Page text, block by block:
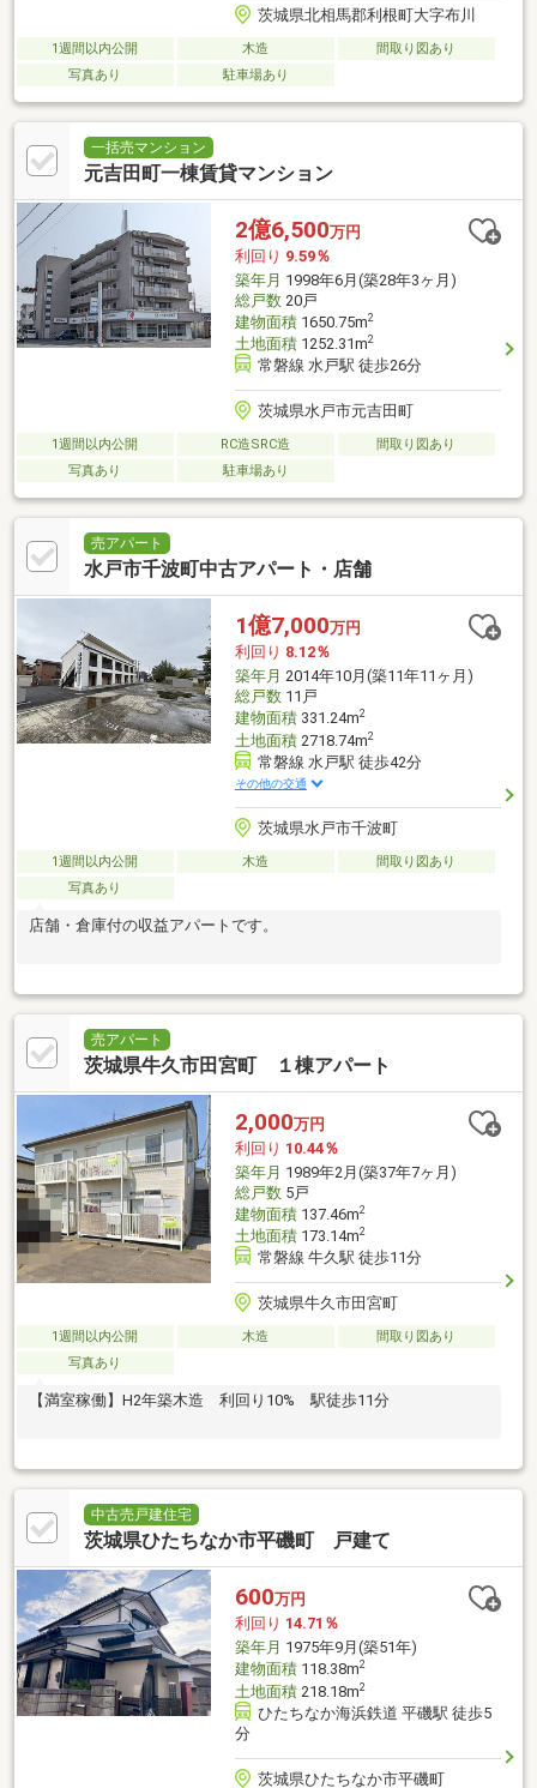
茨城県北相馬郡利根町大字布川
1週間以内公開 木造
間取り図あり
写真あり
駐車場あり
一括売マンション
元吉田町一棟賃貸マンション
2億6,500万円
利回り 9.59％
築年月 1998年6月(築28年3ヶ月)
総戸数20戸
建物面積1650.75m2
土地面積1252.31m2
常磐線 水戸駅 徒歩26分
茨城県水戸市元吉田町
1週間以内公開 RC造SRC造
間取り図あり
写真あり
駐車場あり
売アパート
水戸市千波町中古アパート・店舗
1億7,000万円
利回り 8.12％
築年月 2014年10月(築11年11ヶ月)
総戸数11戸
建物面積331.24m2
土地面積2718.74m2
常磐線 水戸駅 徒歩42分
その他の交通
茨城県水戸市千波町
1週間以内公開 木造
間取り図あり
写真あり
店舗・倉庫付の収益アパートです。
売アパート
茨城県牛久市田宮町 １棟アパート
2,000万円
利回り 10.44％
築年月 1989年2月(築37年7ヶ月)
総戸数5戸
建物面積137.46m2
土地面積173.14m2
常磐線 牛久駅 徒歩11分
茨城県牛久市田宮町
1週間以内公開 木造
間取り図あり
写真あり
【満室稼働】H2年築木造 利回り10% 駅徒歩11分
中古売戸建住宅
茨城県ひたちなか市平磯町 戸建て
600万円
利回り 14.71％
築年月 1975年9月(築51年)
建物面積118.38m2
土地面積218.18m2
ひたちなか海浜鉄道 平磯駅 徒歩5
分
茨城県ひたちなか市平磯町